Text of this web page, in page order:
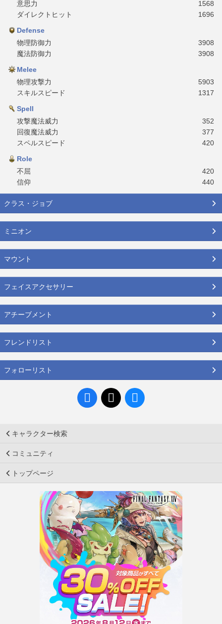
意思力
1568
ダイレクトヒット
1696
Defense
物理防御力
3908
魔法防御力
3908
Melee
物理攻撃力
5903
スキルスピード
1317
Spell
攻撃魔法威力
352
回復魔法威力
377
スペルスピード
420
Role
不屈
420
信仰
440
クラス・ジョブ
ミニオン
マウント
フェイスアクセサリー
アチーブメント
フレンドリスト
フォローリスト
キャラクター検索
コミュニティ
トップページ